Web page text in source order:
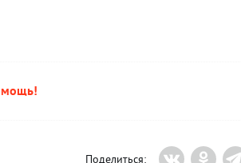
Поделиться: